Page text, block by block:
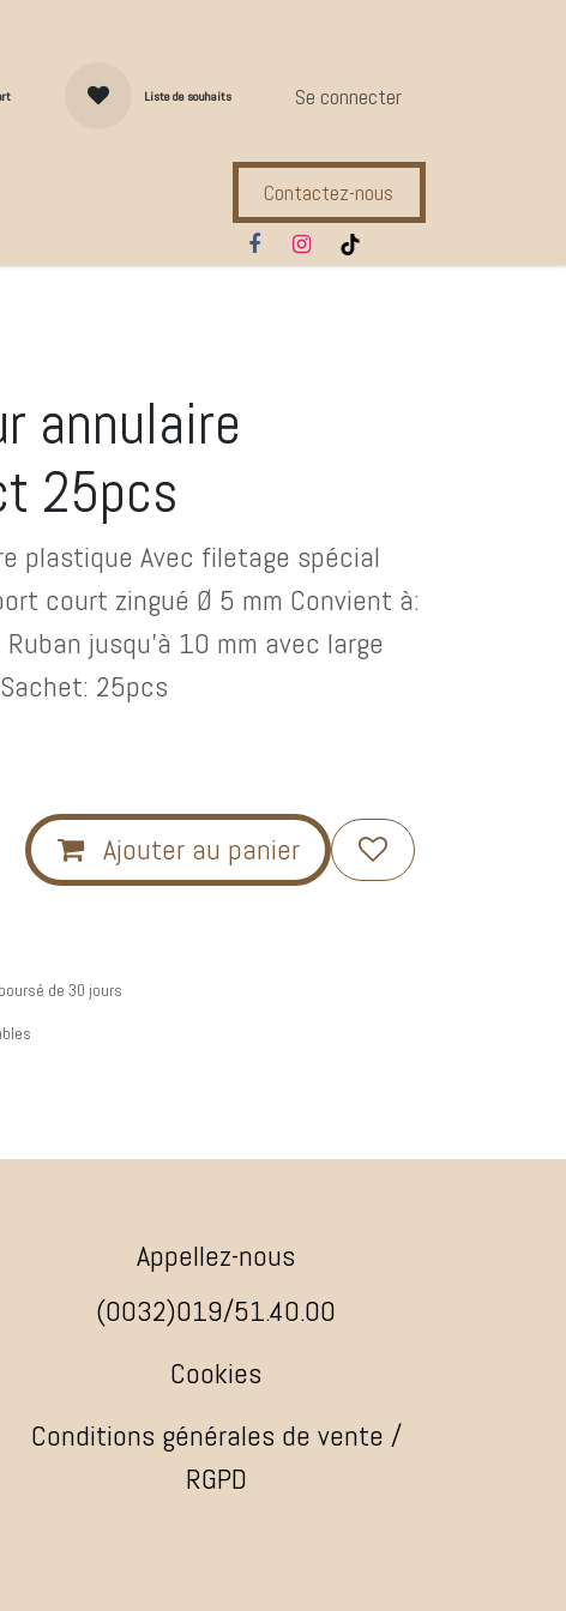
Liste de souhaits Se connecter
Compl. Alimentaires Ecuries
Contactez-nous
annulaire
25pcs
plastique Avec filetage spécial
court zingué Ø 5 mm Convient à:
jusqu'à 10 mm avec large
25pcs
Ajouter au panier
de 30 jours
Appellez-nous
(0032)019/51.40.00
Cookies
Conditions générales de vente /
RGPD